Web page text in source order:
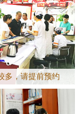
多，请提前预约